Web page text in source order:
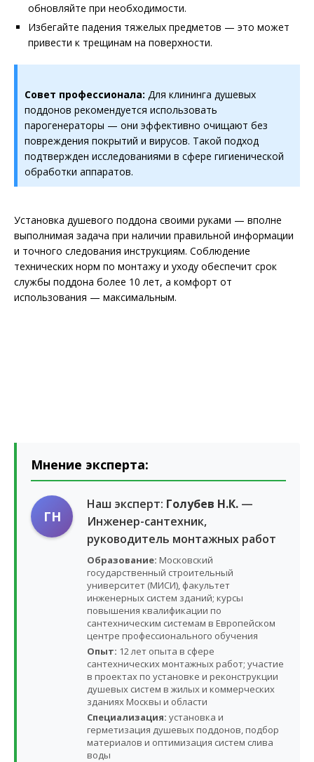
обновляйте при необходимости.
Избегайте падения тяжелых предметов — это может
привести к трещинам на поверхности.
Совет профессионала: Для клининга душевых
поддонов рекомендуется использовать
парогенераторы — они эффективно очищают без
повреждения покрытий и вирусов. Такой подход
подтвержден исследованиями в сфере гигиенической
обработки аппаратов.
Установка душевого поддона своими руками — вполне
выполнимая задача при наличии правильной информации
и точного следования инструкциям. Соблюдение
технических норм по монтажу и уходу обеспечит срок
службы поддона более 10 лет, а комфорт от
использования — максимальным.
Мнение эксперта:
ГН
Наш эксперт: Голубев Н.К. —
Инженер-сантехник,
руководитель монтажных работ
Образование: Московский
государственный строительный
университет (МИСИ), факультет
инженерных систем зданий; курсы
повышения квалификации по
сантехническим системам в Европейском
центре профессионального обучения
Опыт: 12 лет опыта в сфере
сантехнических монтажных работ; участие
в проектах по установке и реконструкции
душевых систем в жилых и коммерческих
зданиях Москвы и области
Специализация: установка и
герметизация душевых поддонов, подбор
материалов и оптимизация систем слива
воды